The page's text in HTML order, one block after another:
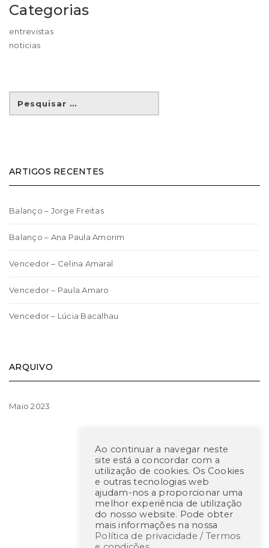
Categorias
entrevistas
noticias
ARTIGOS RECENTES
Balanço – Jorge Freitas
Balanço – Ana Paula Amorim
Vencedor – Celina Amaral
Vencedor – Paula Amaro
Vencedor – Lúcia Bacalhau
ARQUIVO
Maio 2023
Ao continuar a navegar neste
site está a concordar com a
utilização de cookies. Os Cookies
e outras tecnologias web
ajudam-nos a proporcionar uma
melhor experiência de utilização
do nosso website. Pode obter
mais informações na nossa
Política de privacidade / Termos